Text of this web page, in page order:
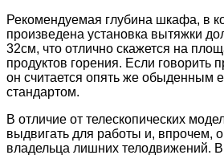
Рекомендуемая глубина шкафа, в
произведена установка вытяжки
32см, что отлично скажется на
продуктов горения. Если говорить
он считается опять же обыденным
стандартом.
В отличие от телескопических
выдвигать для работы и, впрочем,
владельца лишних телодвижений.